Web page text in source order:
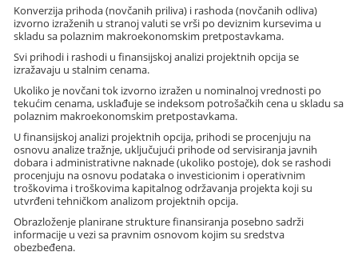
Konverzija prihoda (novčanih priliva) i rashoda (novčanih odliva)
izvorno izraženih u stranoj valuti se vrši po deviznim kursevima u
skladu sa polaznim makroekonomskim pretpostavkama.
Svi prihodi i rashodi u finansijskoj analizi projektnih opcija se
izražavaju u stalnim cenama.
Ukoliko je novčani tok izvorno izražen u nominalnoj vrednosti po
tekućim cenama, usklađuje se indeksom potrošačkih cena u skladu sa
polaznim makroekonomskim pretpostavkama.
U finansijskoj analizi projektnih opcija, prihodi se procenjuju na
osnovu analize tražnje, uključujući prihode od servisiranja javnih
dobara i administrativne naknade (ukoliko postoje), dok se rashodi
procenjuju na osnovu podataka o investicionim i operativnim
troškovima i troškovima kapitalnog održavanja projekta koji su
utvrđeni tehničkom analizom projektnih opcija.
Obrazloženje planirane strukture finansiranja posebno sadrži
informacije u vezi sa pravnim osnovom kojim su sredstva
obezbeđena.